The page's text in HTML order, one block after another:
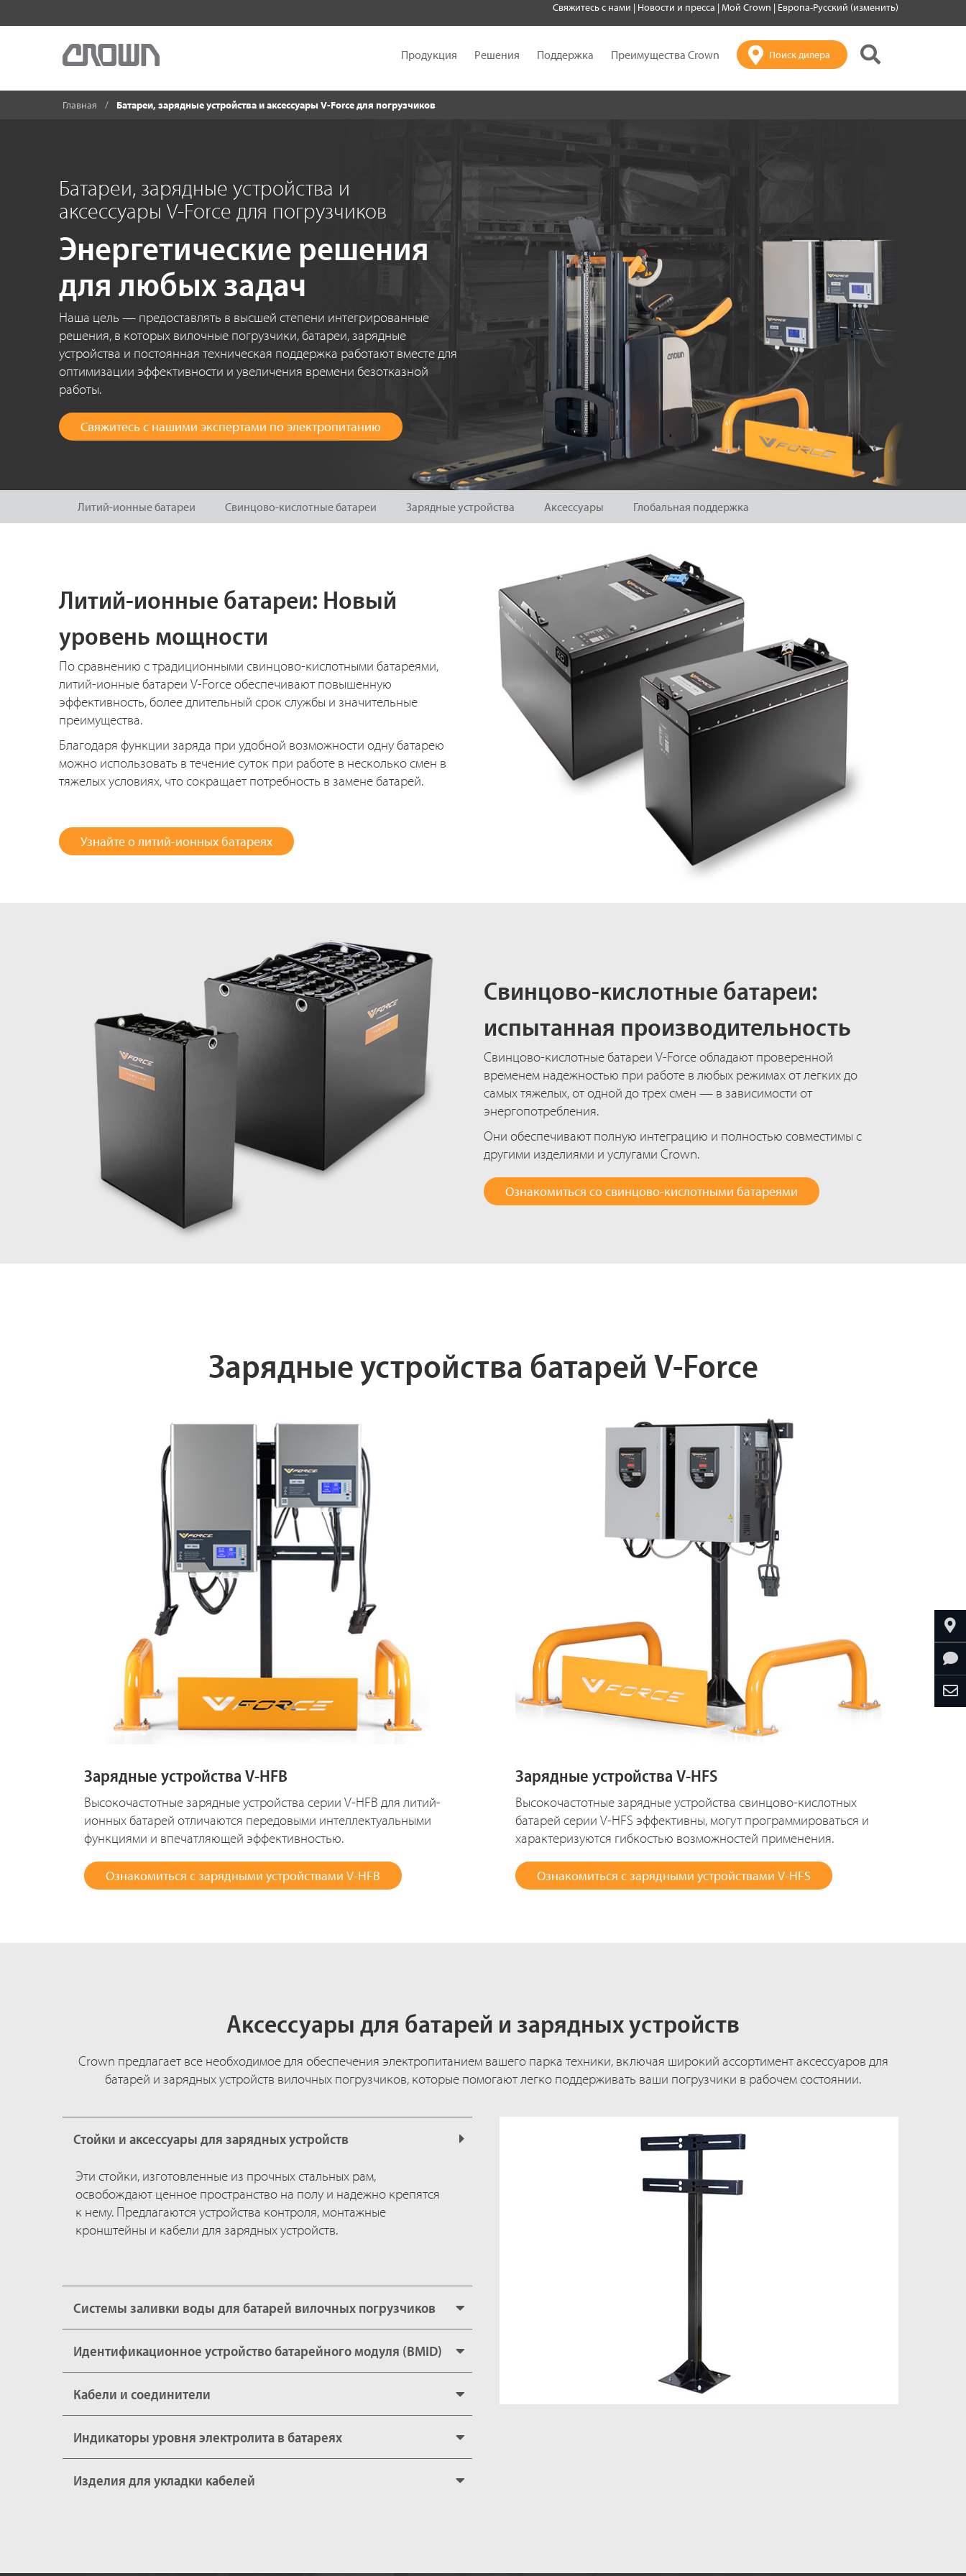
Свяжитесь с нами | Новости и пресса |Мой Crown | Европа-Русский (изменить)
Продукция Решения Поддержка Преимущества Crown Поиск дилера
Главная Батареи, зарядные устройства и аксессуары V-Force для погрузчиков
Батареи, зарядные устройства и
аксессуары V-Force для погрузчиков
Энергетические решения
для любых задач
Наша цель — предоставлять в высшей степени интегрированные
решения, в которых вилочные погрузчики, батареи, зарядные
устройства и постоянная техническая поддержка работают вместе для
оптимизации эффективности и увеличения времени безотказной
работы.
Свяжитесь с нашими экспертами по электропитанию
Литий-ионные батареи Свинцово-кислотные батареи Зарядные устройства Аксессуары Глобальная поддержка
Литий-ионные батареи: Новый
уровень мощности
По сравнению с традиционными свинцово-кислотными батареями,
литий-ионные батареи V-Force обеспечивают повышенную
эффективность, более длительный срок службы и значительные
преимущества.
Благодаря функции заряда при удобной возможности одну батарею
можно использовать в течение суток при работе в несколько смен в
тяжелых условиях, что сокращает потребность в замене батарей.
Узнайте о литий-ионных батареях
Свинцово-кислотные батареи:
испытанная производительность
Свинцово-кислотные батареи V-Force обладают проверенной
временем надежностью при работе в любых режимах от легких до
самых тяжелых, от одной до трех смен — в зависимости от
энергопотребления.
Они обеспечивают полную интеграцию и полностью совместимы с
другими изделиями и услугами Crown.
Ознакомиться со свинцово-кислотными батареями
Зарядные устройства батарей V-Force
Зарядные устройства V-HFB
Высокочастотные зарядные устройства серии V-HFB для литий-
ионных батарей отличаются передовыми интеллектуальными
функциями и впечатляющей эффективностью.
Ознакомиться с зарядными устройствами V-HFB
Зарядные устройства V-HFS
Высокочастотные зарядные устройства свинцово-кислотных
батарей серии V-HFS эффективны, могут программироваться и
характеризуются гибкостью возможностей применения.
Ознакомиться с зарядными устройствами V-HFS
Аксессуары для батарей и зарядных устройств
Crown предлагает все необходимое для обеспечения электропитанием вашего парка техники, включая широкий ассортимент аксессуаров для
батарей и зарядных устройств вилочных погрузчиков, которые помогают легко поддерживать ваши погрузчики в рабочем состоянии.
Стойки и аксессуары для зарядных устройств
Эти стойки, изготовленные из прочных стальных рам,
освобождают ценное пространство на полу и надежно крепятся
к нему. Предлагаются устройства контроля, монтажные
кронштейны и кабели для зарядных устройств.
Системы заливки воды для батарей вилочных погрузчиков
Идентификационное устройство батарейного модуля (BMID)
Кабели и соединители
Индикаторы уровня электролита в батареях
Изделия для укладки кабелей